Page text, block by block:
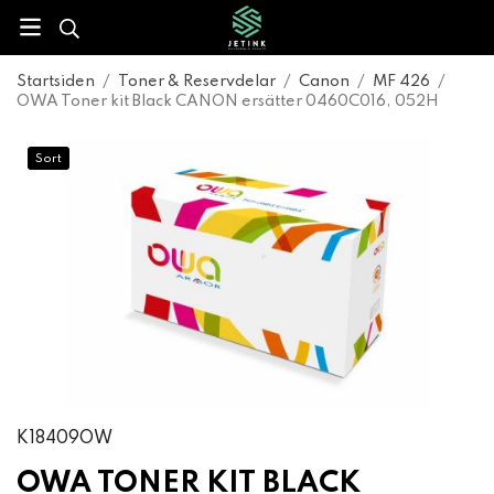
Startsiden / Toner & Reservdelar / Canon / MF 426
/
OWA Toner kit Black CANON ersätter 0460C016, 052H
Sort
K18409OW
OWA TONER KIT BLACK